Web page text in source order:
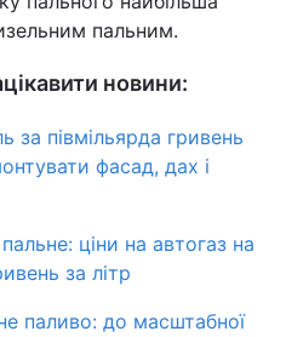
пальним.
новини:
за півмільярда гривень
фасад, дах і
ціни на автогаз на
за літр
паливо: до масштабної